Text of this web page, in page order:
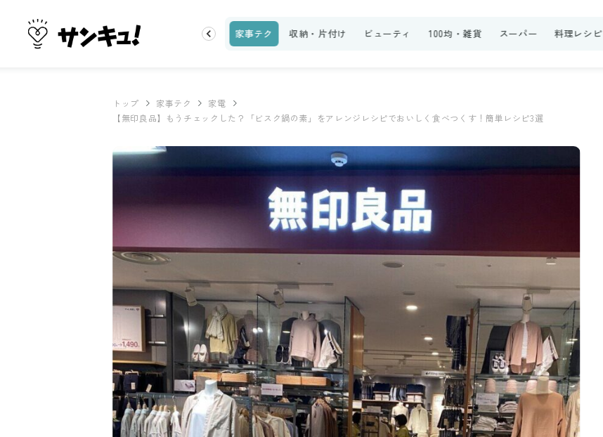
話題 トップ 新着 ランキング お金 家事テク 収納・片付け ビューティ 100均・雑貨 スーパー 料理レシピ
トップ 家事テク
家電
【無印良品】もうチェックした？「ビスク鍋の素」をアレンジレシピでおいしく食べつくす！簡単レシピ3選